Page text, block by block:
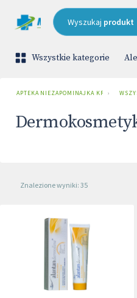
Wyszukaj produkt
Wszystkie kategorie
APTEKA NIEZAPOMINAJKA KRAKÓW UL.
›
Znalezione wyniki: 35